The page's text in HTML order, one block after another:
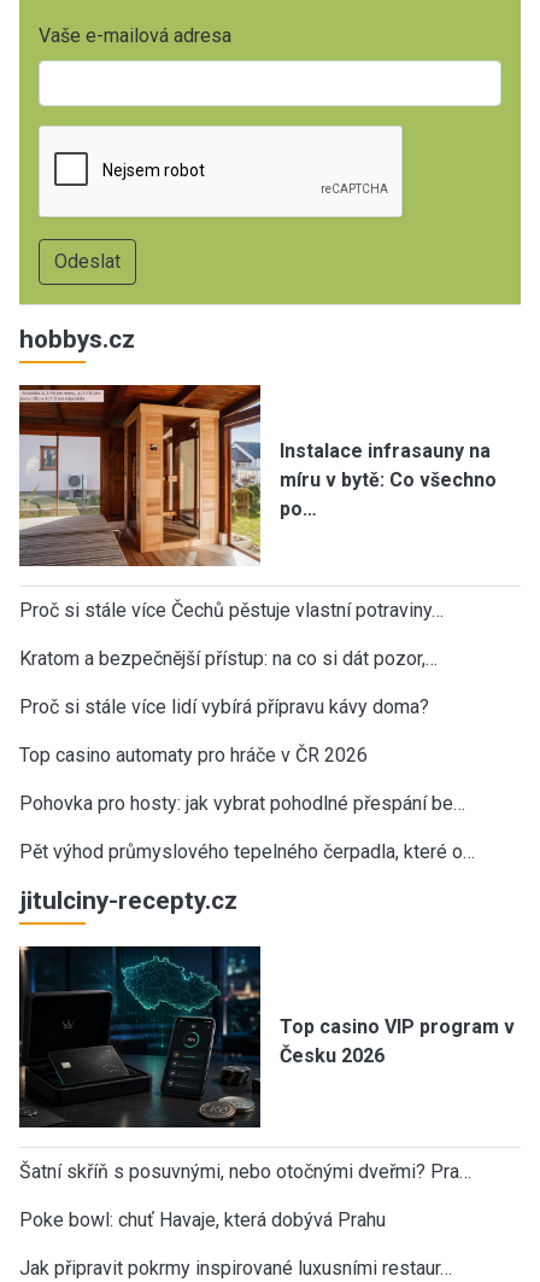
Vaše e-mailová adresa
hobbys.cz
Instalace infrasauny na
míru v bytě: Co všechno
po…
Proč si stále více Čechů pěstuje vlastní potraviny…
Kratom a bezpečnější přístup: na co si dát pozor,…
Proč si stále více lidí vybírá přípravu kávy doma?
Top casino automaty pro hráče v ČR 2026
Pohovka pro hosty: jak vybrat pohodlné přespání be…
Pět výhod průmyslového tepelného čerpadla, které o…
jitulciny-recepty.cz
Top casino VIP program v
Česku 2026
Šatní skříň s posuvnými, nebo otočnými dveřmi? Pra…
Poke bowl: chuť Havaje, která dobývá Prahu
Jak připravit pokrmy inspirované luxusními restaur…